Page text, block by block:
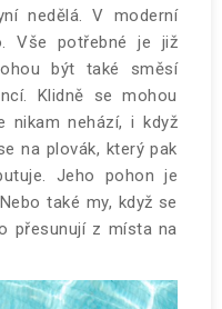
nedělá. V moderní
Vše potřebné je již
být také směsí
Klidně se mohou
nikam nehází, i když
na plovák, který pak
Jeho pohon je
také my, když se
přesunují z místa na